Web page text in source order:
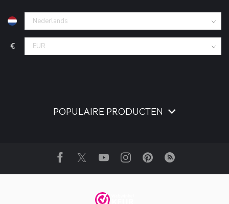
€
POPULAIRE PRODUCTEN